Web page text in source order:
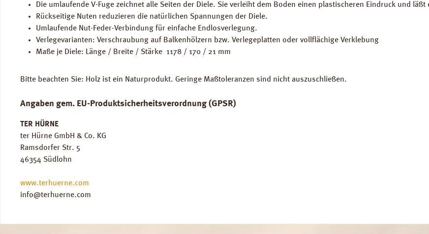
Die umlaufende V-Fuge zeichnet alle Seiten der Diele. Sie verleiht dem Boden einen plastischeren Eindruck und
Rückseitige Nuten reduzieren die natürlichen Spannungen der Diele.
Umlaufende Nut-Feder-Verbindung für einfache Endlosverlegung.
Verlegevarianten: Verschraubung auf Balkenhölzern bzw. Verlegeplatten oder vollflächige Verklebung
Maße je Diele: Länge / Breite / Stärke 1178 / 170 / 21 mm
Bitte beachten Sie: Holz ist ein Naturprodukt. Geringe Maßtoleranzen sind nicht auszuschließen.
Angaben gem. EU-Produktsicherheitsverordnung (GPSR)
TER HÜRNE
ter Hürne GmbH & Co. KG
Ramsdorfer Str. 5
46354 Südlohn
www.terhuerne.com
info@terhuerne.com